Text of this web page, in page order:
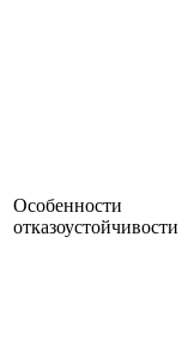
Особенности
отказоустойчивости